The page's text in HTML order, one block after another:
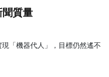
質量
「機器代人」，目標仍然遙不